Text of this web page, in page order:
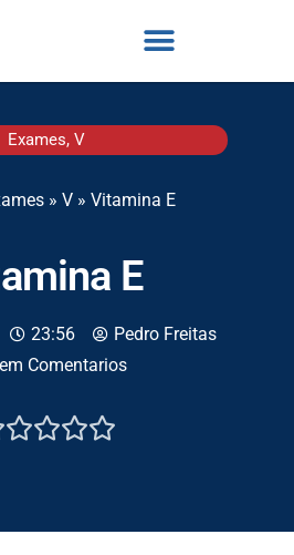
Exames, V
» V» Vitamina E
E
23:56
Pedro Freitas
Comentarios
